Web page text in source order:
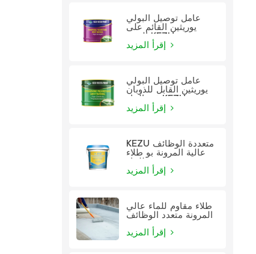
عامل توصيل البولي
يوريثين القائم على
عامل توصيل البولي
يوريثين القابل للذوبان
KEZU متعددة الوظائف
عالية المرونة بو طلاء
طلاء مقاوم للماء عالي
المرونة متعدد الوظائف